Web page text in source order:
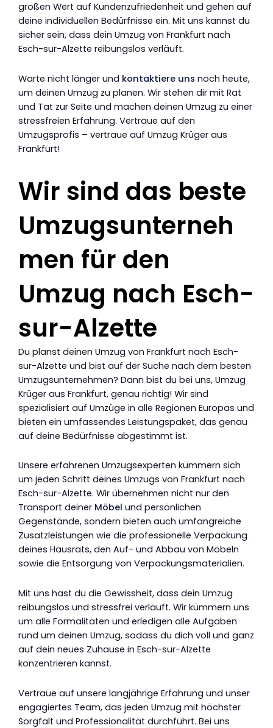
großen Wert auf Kundenzufriedenheit und gehen auf
deine individuellen Bedürfnisse ein. Mit uns kannst du
sicher sein, dass dein Umzug von Frankfurt nach
Esch-sur-Alzette reibungslos verläuft.
Warte nicht länger und kontaktiere uns noch heute,
um deinen Umzug zu planen. Wir stehen dir mit Rat
und Tat zur Seite und machen deinen Umzug zu einer
stressfreien Erfahrung. Vertraue auf den
Umzugsprofis – vertraue auf Umzug Krüger aus
Frankfurt!
Wir sind das beste
Umzugsunterneh
men für den
Umzug nach Esch-
sur-Alzette
Du planst deinen Umzug von Frankfurt nach Esch-
sur-Alzette und bist auf der Suche nach dem besten
Umzugsunternehmen? Dann bist du bei uns, Umzug
Krüger aus Frankfurt, genau richtig! Wir sind
spezialisiert auf Umzüge in alle Regionen Europas und
bieten ein umfassendes Leistungspaket, das genau
auf deine Bedürfnisse abgestimmt ist.
Unsere erfahrenen Umzugsexperten kümmern sich
um jeden Schritt deines Umzugs von Frankfurt nach
Esch-sur-Alzette. Wir übernehmen nicht nur den
Transport deiner Möbel und persönlichen
Gegenstände, sondern bieten auch umfangreiche
Zusatzleistungen wie die professionelle Verpackung
deines Hausrats, den Auf- und Abbau von Möbeln
sowie die Entsorgung von Verpackungsmaterialien.
Mit uns hast du die Gewissheit, dass dein Umzug
reibungslos und stressfrei verläuft. Wir kümmern uns
um alle Formalitäten und erledigen alle Aufgaben
rund um deinen Umzug, sodass du dich voll und ganz
auf dein neues Zuhause in Esch-sur-Alzette
konzentrieren kannst.
Vertraue auf unsere langjährige Erfahrung und unser
engagiertes Team, das jeden Umzug mit höchster
Sorgfalt und Professionalität durchführt. Bei uns